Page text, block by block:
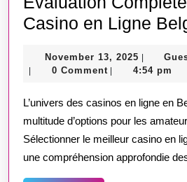
Casino en Ligne
November 13, 2025 November
13,
|
| 0 Comment | 4:54 pm
L’univers des casinos en ligne en
multitude d’options pour les
Sélectionner le meilleur casino en
une compréhension approfondie